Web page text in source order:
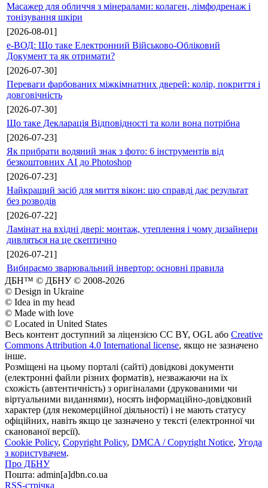
Масажер для обличчя з мінералами: колаген, лімфодренаж і
тонізування шкіри
[2026-08-01]
е-ВОД: Що таке Електронний Військово-Обліковий
Документ та як отримати?
[2026-07-30]
Переваги фарбованих міжкімнатних дверей: колір, покриття і
довговічність
[2026-07-30]
Що таке Декларація Відповідності та коли вона потрібна
[2026-07-23]
Як прибрати водяний знак з фото: 6 інструментів від
безкоштовних AI до Photoshop
[2026-07-23]
Найкращий засіб для миття вікон: що справді дає результат
без розводів
[2026-07-22]
Ламінат на вхідні двері: монтаж, утеплення і чому дизайнери
дивляться на це скептично
[2026-07-21]
Вибираємо зварювальний інвертор: основні правила
ДБН™ © ДБНУ © 2008-2026
© Design in Ukraine
© Idea in my head
© Made with love
© Located in United States
Весь контент доступний за ліцензією CC BY, OGL або Creative
Commons Attribution 4.0 International license, якщо не зазначено
інше.
Розміщені на цьому порталі (сайті) довідкові документи
(електронні файли різних форматів), незважаючи на їх
схожість (автентичність) з оригіналами (друкованими чи
віртуальними виданнями), носять інформаційно-довідковий
характер (для некомерційної діяльності) і не мають статусу
офіційних, навіть якщо це зазначено у тексті (електронної чи
сканованої версії).
Cookie Policy, Copyright Policy, DMCA / Copyright Notice, Угода
з користувачем.
Про ДБНУ
Пошта: admin[а]dbn.co.ua
RSS-стрічка